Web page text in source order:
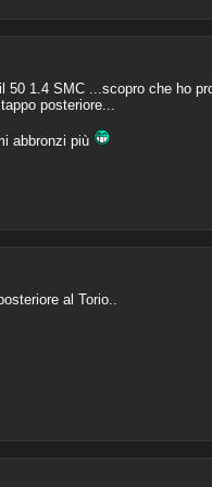
1.4 SMC ...scopro che ho
posteriore...
abbronzi più
al Torio..